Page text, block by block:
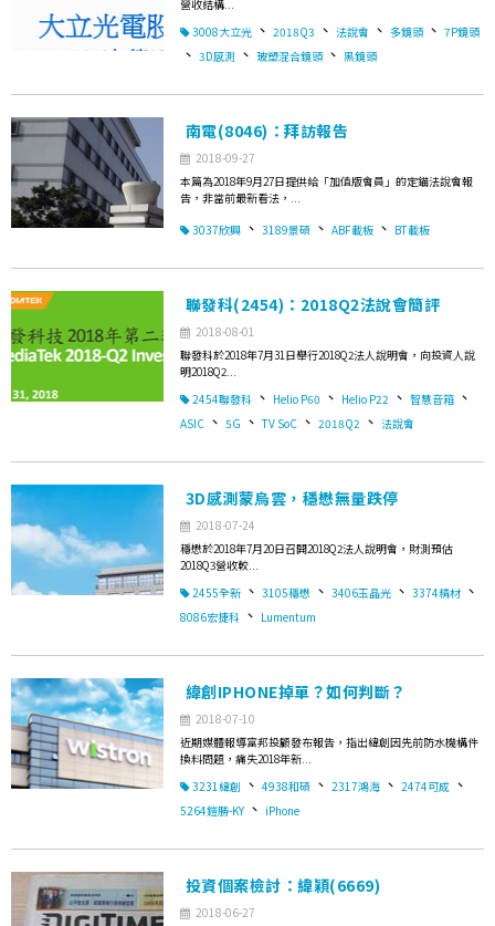
營收結構...
3008大立光 、 2018Q3 、 法說會 、 多鏡頭 、 7P鏡頭
、 3D感測 、 玻塑混合鏡頭 、 黑鏡頭
南電(8046)：拜訪報告
2018-09-27
本篇為2018年9月27日提供給「加值版會員」的定錨法說會報
告，非當前最新看法，...
3037欣興 、 3189景碩 、 ABF載板 、 BT載板
聯發科(2454)：2018Q2法說會簡評
2018-08-01
聯發科於2018年7月31日舉行2018Q2法人說明會，向投資人說
明2018Q2...
2454聯發科 、 Helio P60 、 Helio P22 、 智慧音箱 、
ASIC 、 5G 、 TV SoC 、 2018Q2 、 法說會
3D感測蒙烏雲，穩懋無量跌停
2018-07-24
穩懋於2018年7月20日召開2018Q2法人說明會，財測預估
2018Q3營收較...
2455全新 、 3105穩懋 、 3406玉晶光 、 3374精材 、
8086宏捷科 、 Lumentum
緯創IPHONE掉單？如何判斷？
2018-07-10
近期媒體報導富邦投顧發布報告，指出緯創因先前防水機構件
換料問題，痛失2018年新...
3231緯創 、 4938和碩 、 2317鴻海 、 2474可成 、
5264鎧勝-KY 、 iPhone
投資個案檢討：緯穎(6669)
2018-06-27